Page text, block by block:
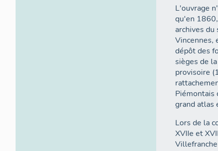
L'ouvrage
qu'en
archives
Vincennes,
dépôt des
sièges de
provisoire
Piémontais
grand atlas
Lors de la
XVIIe et